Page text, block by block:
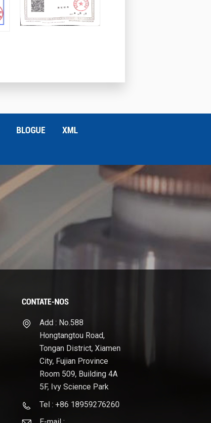
BLOGUE
XML
CONTATE-NOS
Add : No.588
Hongtangtou Road,
Tongan District, Xiamen
City, Fujian Province
Room 509, Building 4A
5F, Ivy Science Park
Tel : +86 18959276260